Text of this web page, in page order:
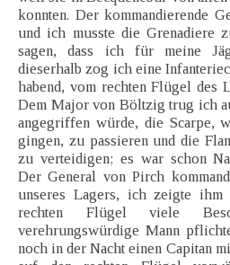
konnten. Der kommandierende
und ich musste die Grenadiere
sagen, dass ich für meine
dieserhalb zog ich eine
habend, vom rechten Flügel des
Dem Major von Böltzig trug ich
angegriffen würde, die Scarpe,
gingen, zu passieren und die
zu verteidigen; es war schon
Der General von Pirch
unseres Lagers, ich zeigte
rechten Flügel viele
verehrungswürdige Mann
noch in der Nacht einen Capitan